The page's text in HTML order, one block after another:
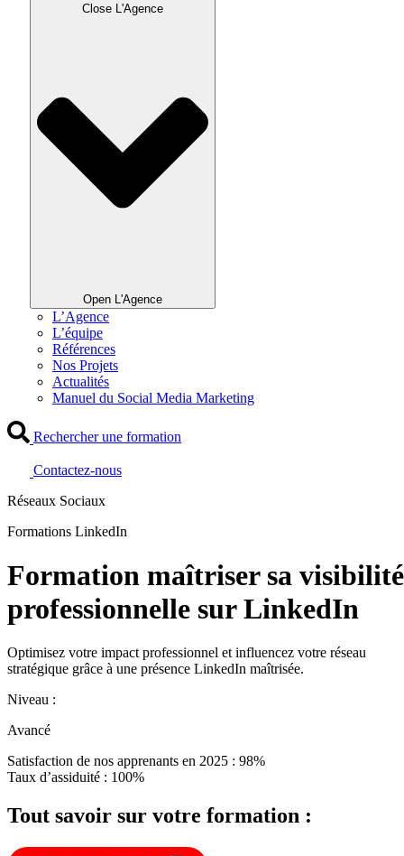
Close L'Agence
Open L'Agence
L’Agence
L’équipe
Références
Nos Projets
Actualités
Manuel du Social Media Marketing
Rechercher une formation
Contactez-nous
Réseaux Sociaux
Formations LinkedIn
Formation maîtriser sa visibilité
professionnelle sur LinkedIn
Optimisez votre impact professionnel et influencez votre réseau
stratégique grâce à une présence LinkedIn maîtrisée.
Niveau :
Avancé
Satisfaction de nos apprenants en 2025 : 98%
Taux d’assiduité : 100%
Tout savoir sur votre formation :